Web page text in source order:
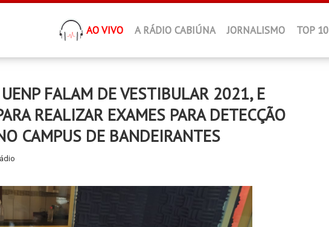
AO VIVO A RÁDIO CABIÚNA JORNALISMO TOP 10
FALAM DE VESTIBULAR 2021, E
REALIZAR EXAMES PARA DETECÇÃO
CAMPUS DE BANDEIRANTES